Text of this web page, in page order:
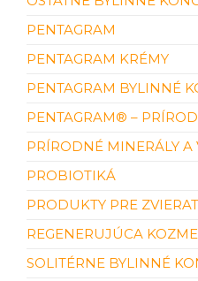
PENTAGRAM
PENTAGRAM KRÉMY
PENTAGRAM BYLINNÉ
PENTAGRAM® –
PRÍRODNÉ MINERÁLY A
PROBIOTIKÁ
PRODUKTY PRE
REGENERUJÚCA
SOLITÉRNE BYLINNÉ